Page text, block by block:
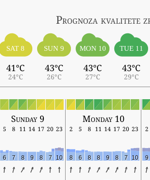
Prognoza kvalitete
SAT 8
41°C
24°C
SUN 9
43°C
26°C
MON 10
43°C
27°C
TUE 11
43°C
29°C
Sunday 9 Monday 10
5 8 11 14 17 20 23 2 5 8 11 14 17 20 23 2
6 7 8 9 8 7 10 8 6 8 8 9 8 7 10 9